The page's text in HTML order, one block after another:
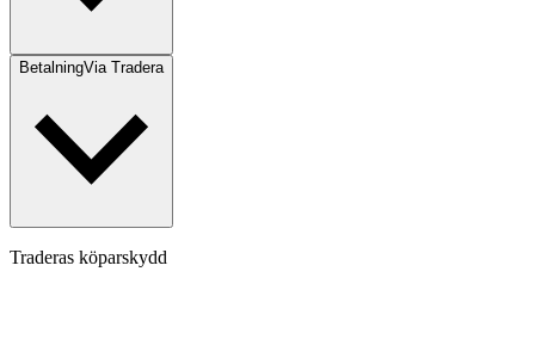
BetalningVia Tradera
Traderas köparskydd